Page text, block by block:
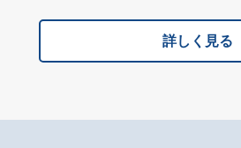
詳しく見る